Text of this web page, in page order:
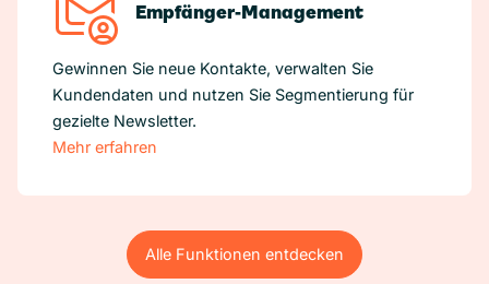
Empfänger-Management
Gewinnen Sie neue Kontakte, verwalten Sie
Kundendaten und nutzen Sie Segmentierung für
gezielte Newsletter.
Mehr erfahren
Alle Funktionen entdecken
Alle Funktionen entdecken